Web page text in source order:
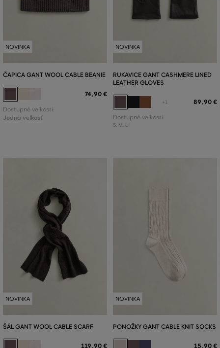
NOVINKA
ČAPICA GANT WOOL CABLE BEANIE
74,90 €
Dostupné veľkosti:
Jedna veľkosť
NOVINKA
RUKAVICE GANT CASHMERE LINED
LEATHER GLOVES
+1 89,90 €
Dostupné veľkosti:
S, M, L
NOVINKA
ŠÁL GANT WOOL CABLE SCARF
119,90 €
NOVINKA
PONOŽKY GANT CABLE KNIT SOCKS
15,90 €